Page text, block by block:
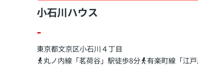
小石川ハウス
-
東京都文京区小石川 ４丁目
丸ノ内線「茗荷谷」駅徒歩8分
有楽町線「江